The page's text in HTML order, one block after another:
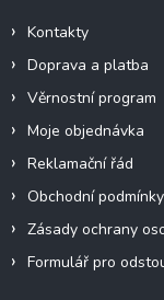
Kontakty
Doprava a platba
Věrnostní program
Moje objednávka
Reklamační řád
Obchodní podmínky
Zásady ochrany
Formulář pro